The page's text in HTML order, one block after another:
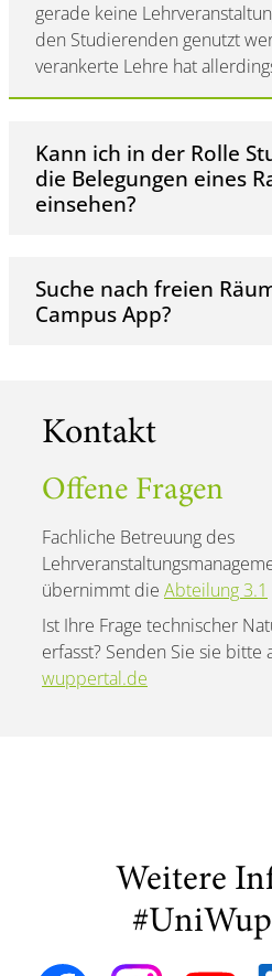
gerade keine
den Studierenden genutzt
verankerte Lehre hat
Kann ich in der Rolle
die Belegungen eines
einsehen?
Suche nach freien
Campus App?
Kontakt
Offene Fragen
Fachliche Betreuung des
übernimmt die Abteilung 3.1
Ist Ihre Frage technischer
erfasst? Senden Sie sie bitte
wuppertal.de
Weitere